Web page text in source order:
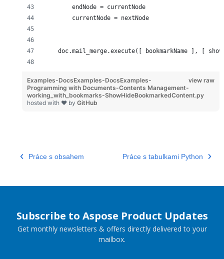
        endNode = currentNode
        currentNode = nextNode
doc.mail_merge.execute([ bookmarkName ], [
view raw
Examples-DocsExamples-DocsExamples-
Programming with Documents-Contents Management-
working_with_bookmarks-ShowHideBookmarkedContent.py
hosted with ❤ by GitHub
Práce s obsahem Práce s tabulkami Python
Subscribe to Aspose Product Updates
Get monthly newsletters & offers directly delivered to your
mailbox.